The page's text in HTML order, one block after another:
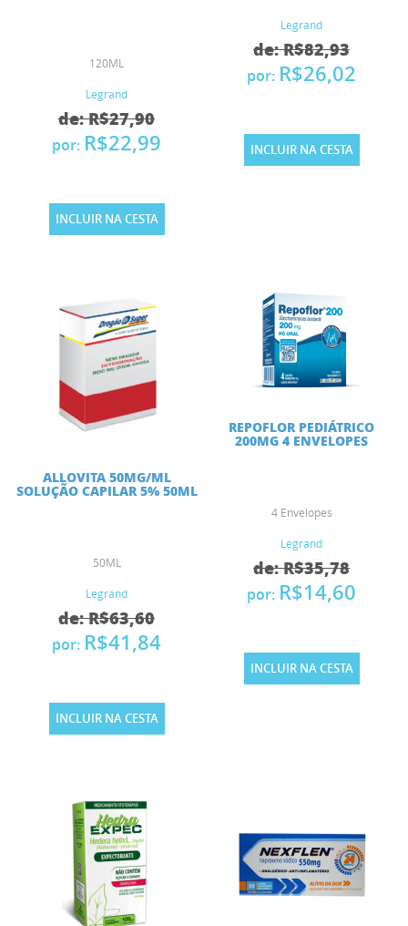
120ML
Legrand
de: R$27,90
por: R$22,99
INCLUIR NA CESTA
Legrand
de: R$82,93
por: R$26,02
INCLUIR NA CESTA
ALLOVITA 50MG/ML
SOLUÇÃO CAPILAR 5% 50ML
50ML
Legrand
de: R$63,60
por: R$41,84
INCLUIR NA CESTA
REPOFLOR PEDIÁTRICO
200MG 4 ENVELOPES
4 Envelopes
Legrand
de: R$35,78
por: R$14,60
INCLUIR NA CESTA